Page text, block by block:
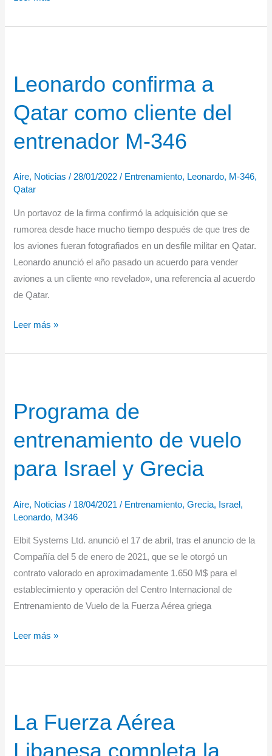
de
fortalecen
cooperación
materia
entrenamiento
de
aviación
militar
Leonardo confirma a
Qatar como cliente del
entrenador M-346
Aire, Noticias /28/01/2022/ Entrenamiento, Leonardo, M-346,
Qatar
Un portavoz de la firma confirmó la adquisición que se
rumorea desde hace mucho tiempo después de que tres de
los aviones fueran fotografiados en un desfile militar en Qatar.
Leonardo anunció el año pasado un acuerdo para vender
aviones a un cliente «no revelado», una referencia al acuerdo
de Qatar.
Leonardo
a
cliente
entrenador
346
Leer más »
Programa de
entrenamiento de vuelo
para Israel y Grecia
Aire, Noticias / 18/04/2021/ Entrenamiento,Grecia, Israel ,
Leonardo, M346
Elbit Systems Ltd. anunció el 17 de abril, tras el anuncio de la
Compañía del 5 de enero de 2021, que se le otorgó un
contrato valorado en aproximadamente 1.650 M$ para el
establecimiento y operación del Centro Internacional de
Entrenamiento de Vuelo de la Fuerza Aérea griega
Programa
entrenamiento
para
Leer más »
La Fuerza Aérea